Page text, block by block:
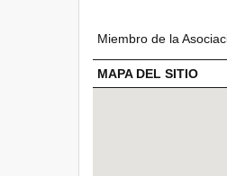
Miembro de la
MAPA DEL SITIO